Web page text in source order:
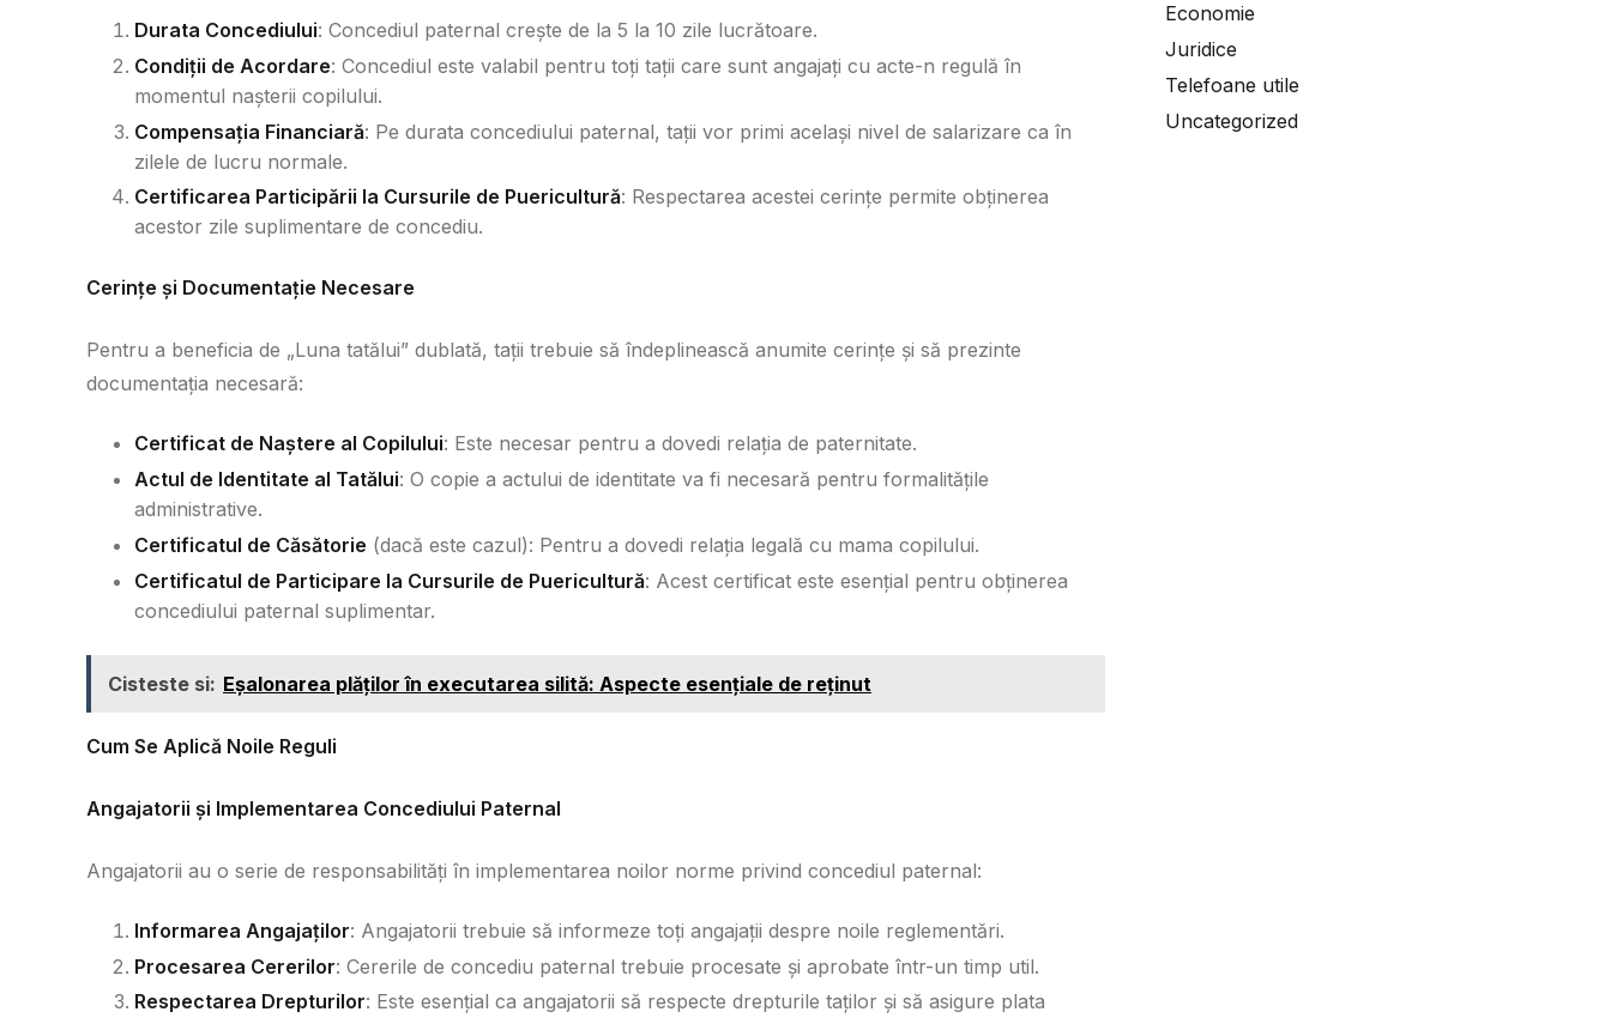
Durata Concediului: Concediul paternal crește de la 5 la 10 zile lucrătoare.
Condiții de Acordare: Concediul este valabil pentru toți tații care sunt angajați cu acte-n regulă în
momentul nașterii copilului.
Compensația Financiară: Pe durata concediului paternal, tații vor primi același nivel de salarizare ca în
zilele de lucru normale.
Certificarea Participării la Cursurile de Puericultură: Respectarea acestei cerințe permite obținerea
acestor zile suplimentare de concediu.
Cerințe și Documentație Necesare
Pentru a beneficia de „Luna tatălui” dublată, tații trebuie să îndeplinească anumite cerințe și să prezinte
documentația necesară:
Certificat de Naștere al Copilului: Este necesar pentru a dovedi relația de paternitate.
Actul de Identitate al Tatălui: O copie a actului de identitate va fi necesară pentru formalitățile
administrative.
Certificatul de Căsătorie (dacă este cazul): Pentru a dovedi relația legală cu mama copilului.
Certificatul de Participare la Cursurile de Puericultură: Acest certificat este esențial pentru obținerea
concediului paternal suplimentar.
Cisteste si: Eșalonarea plăților în executarea silită: Aspecte esențiale de reținut
Cum Se Aplică Noile Reguli
Angajatorii și Implementarea Concediului Paternal
Angajatorii au o serie de responsabilități în implementarea noilor norme privind concediul paternal:
Informarea Angajaților: Angajatorii trebuie să informeze toți angajații despre noile reglementări.
Procesarea Cererilor: Cererile de concediu paternal trebuie procesate și aprobate într-un timp util.
Respectarea Drepturilor: Este esențial ca angajatorii să respecte drepturile taților și să asigure plata
Economie
Juridice
Telefoane utile
Uncategorized